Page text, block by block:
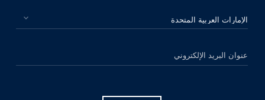
الرجاء اختيار بلدك
عنوان البريد الإلكتروني